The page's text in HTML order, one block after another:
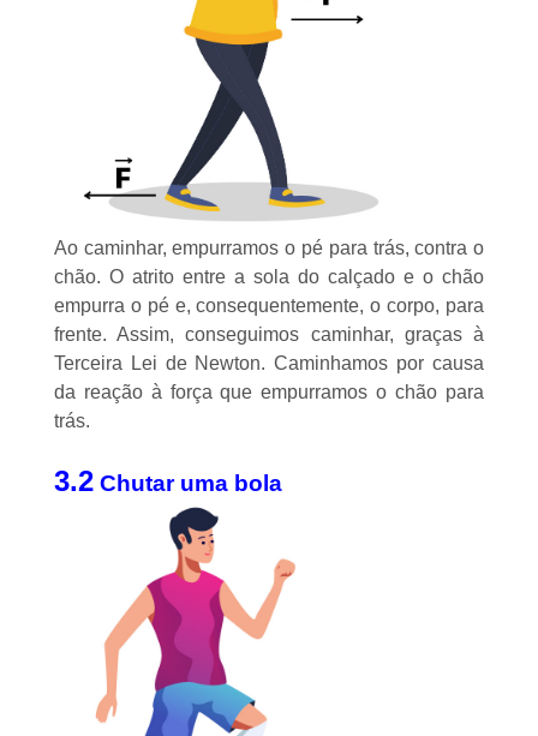
Ao caminhar, empurramos o pé para trás, contra o
chão. O atrito entre a sola do calçado e o chão
empurra o pé e, consequentemente, o corpo, para
frente. Assim, conseguimos caminhar, graças à
Terceira Lei de Newton. Caminhamos por causa
da reação à força que empurramos o chão para
trás.
3.2Chutar uma bola